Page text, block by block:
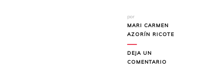
por
MARI CARMEN
AZORÍN RICOTE
DEJA UN
COMENTARIO